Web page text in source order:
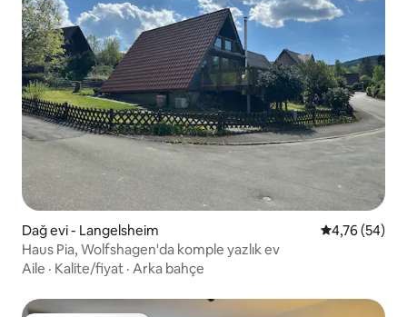
Dağ evi - Langelsheim 5 üzerinden
4,76 (54)
Haus Pia, Wolfshagen'da komple yazlık ev
Aile · Kalite/fiyat · Arka bahçe